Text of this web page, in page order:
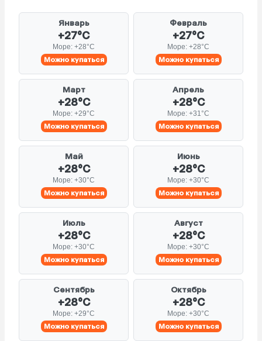
Январь
+27°C
Море: +28°C
Можно купаться
Февраль
+27°C
Море: +28°C
Можно купаться
Март
+28°C
Море: +29°C
Можно купаться
Апрель
+28°C
Море: +31°C
Можно купаться
Май
+28°C
Море: +30°C
Можно купаться
Июнь
+28°C
Море: +30°C
Можно купаться
Июль
+28°C
Море: +30°C
Можно купаться
Август
+28°C
Море: +30°C
Можно купаться
Сентябрь
+28°C
Море: +29°C
Можно купаться
Октябрь
+28°C
Море: +30°C
Можно купаться